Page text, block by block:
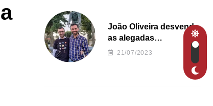
João Oliveira desvenda
as alegadas
irregularidades da
Junta de Freguesia S.
21/07/2023